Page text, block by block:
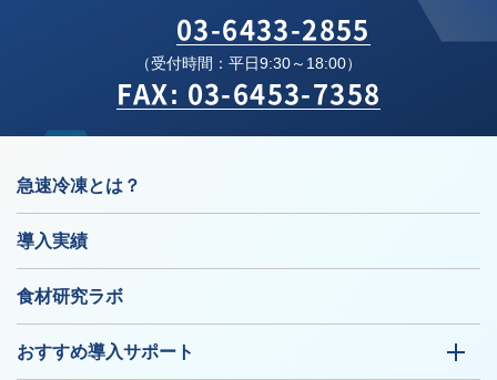
03-6433-2855
（受付時間：平日9:30～18:00）
FAX: 03-6453-7358
急速冷凍とは？
導入実績
食材研究ラボ
おすすめ導入サポート